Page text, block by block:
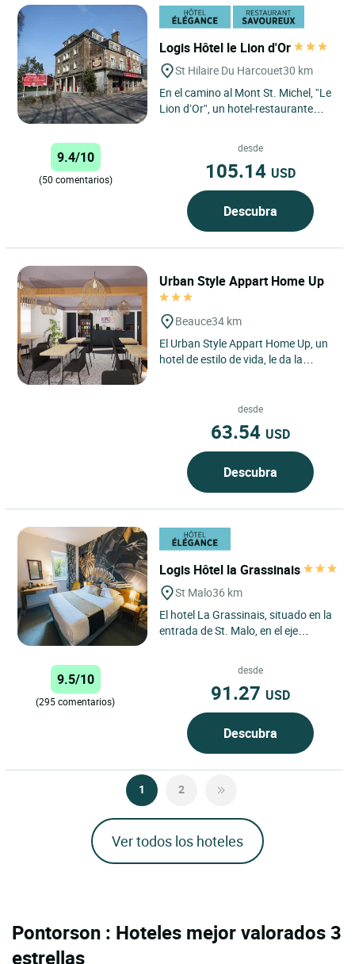
Logis Hôtel le Lion d'Or
St Hilaire Du Harcouet30 km
En el camino al Mont St. Michel, ”Le
Lion d’Or”, un hotel-restaurante
9.4/10
(50 comentarios)
desde
105.14 USD
Descubra
Urban Style Appart Home Up
Beauce34 km
El Urban Style Appart Home Up, un
hotel de estilo de vida, le da la
desde
63.54 USD
Descubra
Logis Hôtel la Grassinais
St Malo36 km
El hotel La Grassinais, situado en la
entrada de St. Malo, en el eje
9.5/10
(295 comentarios)
desde
91.27 USD
Descubra
1 2
Ver todos los hoteles
Pontorson : Hoteles mejor valorados 3
estrellas